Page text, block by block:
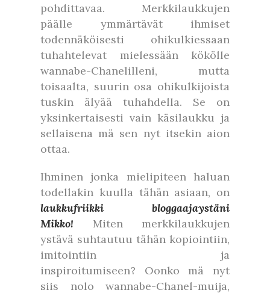
pohdittavaa. Merkkilaukkujen
päälle ymmärtävät ihmiset
todennäköisesti ohikulkiessaan
tuhahtelevat mielessään kökölle
wannabe-Chanelilleni, mutta
toisaalta, suurin osa ohikulkijoista
tuskin älyää tuhahdella. Se on
yksinkertaisesti vain käsilaukku ja
sellaisena mä sen nyt itsekin aion
ottaa.
Ihminen jonka mielipiteen haluan
todellakin kuulla tähän asiaan, on
laukkufriikki bloggaajaystäni
Mikko! Miten merkkilaukkujen
ystävä suhtautuu tähän kopiointiin,
imitointiin ja
inspiroitumiseen? Oonko mä nyt
siis nolo wannabe-Chanel-muija,